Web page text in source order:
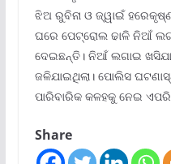
ଝିଅ ରୁବିନା ଓ ଜ୍ୱାଇଁ
ଘରେ ପେଟ୍ରୋଲ ଢାଳି ନିଆଁ
ଦେଇଛନ୍ତି। ନିଆଁ ଲଗାଇ
ଜଳିଯାଇଥିଲା। ପୋଲିସ
ପାରିବାରିକ କଳହକୁ ନେଇ
Share